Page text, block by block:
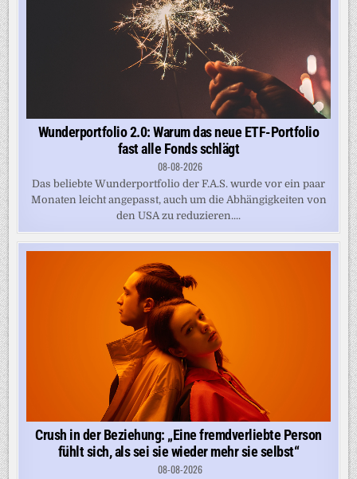
Wunderportfolio 2.0: Warum das neue ETF-Portfolio
fast alle Fonds schlägt
08-08-2026
Das beliebte Wunderportfolio der F.A.S. wurde vor ein paar
Monaten leicht angepasst, auch um die Abhängigkeiten von
den USA zu reduzieren....
Crush in der Beziehung: „Eine fremdverliebte Person
fühlt sich, als sei sie wieder mehr sie selbst“
08-08-2026